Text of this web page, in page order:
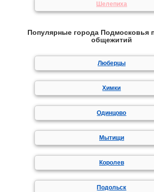
Шелепиха
Популярные города Подмосковья
общежитий
Люберцы
Химки
Одинцово
Мытищи
Королев
Подольск